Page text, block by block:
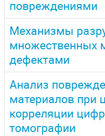
повреждениями
Механизмы
множественных
дефектами
Анализ
материалов при
корреляции
томографии